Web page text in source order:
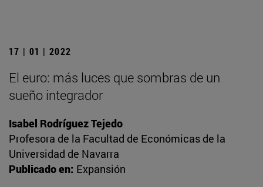
17 | 01 | 2022
El euro: más luces que sombras de un
sueño integrador
Isabel Rodríguez Tejedo
Profesora de la Facultad de Económicas de la
Universidad de Navarra
Publicado en: Expansión